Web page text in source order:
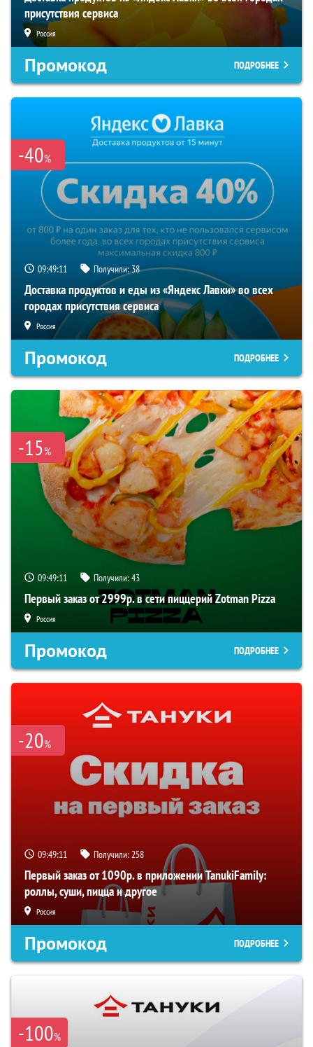
присутствия сервиса
Россия
Промокод ПОДРОБНЕЕ
-40%
09:49:10 Получили:38
Доставка продуктов и еды из «Яндекс Лавки» во всех
городах присутствия сервиса
Россия
Промокод ПОДРОБНЕЕ
-15%
09:49:10 Получили:43
Первый заказ от 2999р. в сети пиццерий Zotman Pizza
Россия
Промокод ПОДРОБНЕЕ
-20%
09:49:10 Получили:258
Первый заказ от 1090р. в приложении TanukiFamily:
роллы, суши, пицца и другое
Россия
Промокод ПОДРОБНЕЕ
-100%